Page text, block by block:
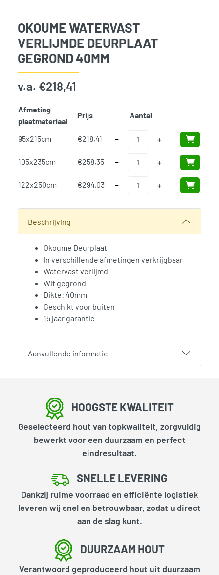
OKOUME WATERVAST
VERLIJMDE DEURPLAAT
GEGROND 40MM
v.a. €218,41
Afmeting
plaatmateriaal
Prijs Aantal
95x215cm
€218,41 −
Okoume Watervast Verlijmde
+
105x235cm €258,35 −
Okoume Watervast Verlijmde
+
122x250cm €294,03 −
Okoume Watervast Verlijmde
+
Beschrijving
Okoume Deurplaat
In verschillende afmetingen verkrijgbaar
Watervast verlijmd
Wit gegrond
Dikte: 40mm
Geschikt voor buiten
15 jaar garantie
Aanvullende informatie
HOOGSTE KWALITEIT
Geselecteerd hout van topkwaliteit, zorgvuldig
bewerkt voor een duurzaam en perfect
eindresultaat.
SNELLE LEVERING
Dankzij ruime voorraad en efficiënte logistiek
leveren wij snel en betrouwbaar, zodat u direct
aan de slag kunt.
DUURZAAM HOUT
Verantwoord geproduceerd hout uit duurzaam